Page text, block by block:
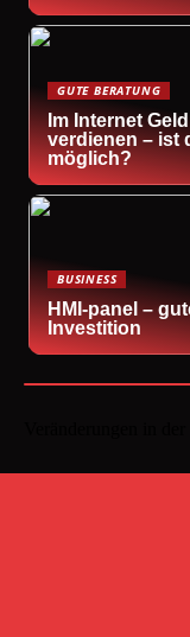
GUTE BERATUNG
Im Internet Geld
verdienen – ist
möglich?
BUSINESS
HMI-panel –
Investition